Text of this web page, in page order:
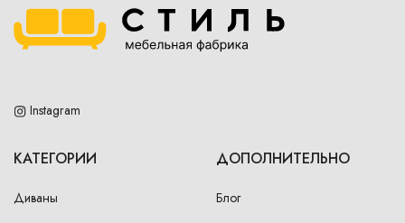
Instagram
КАТЕГОРИИ
Диваны
ДОПОЛНИТЕЛЬНО
Блог